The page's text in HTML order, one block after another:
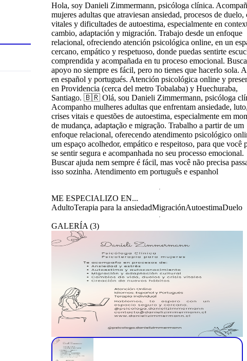
Hola, soy Danieli Zimmermann, psicóloga clínica.
mujeres adultas que atraviesan ansiedad, procesos de duelo,
vitales y dificultades de autoestima, especialmente en
cambio, adaptación y migración. Trabajo desde un enfoque
relacional, ofreciendo atención psicológica online, en un
cercano, empático y respetuoso, donde puedas sentirte
comprendida y acompañada en tu proceso emocional.
apoyo no siempre es fácil, pero no tienes que hacerlo sola.
en español y portugués. Atención psicológica online y
en Providencia (cerca del metro Tobalaba) y Huechuraba,
Santiago. 🇧🇷 Olá, sou Danieli Zimmermann, psicóloga
Acompanho mulheres adultas que enfrentam ansiedade,
crises vitais e questões de autoestima, especialmente em
de mudança, adaptação e migração. Trabalho a partir de um
enfoque relacional, oferecendo atendimento psicológico
um espaço acolhedor, empático e respeitoso, para que você
se sentir segura e acompanhada no seu processo emocional.
Buscar ajuda nem sempre é fácil, mas você não precisa
isso sozinha. Atendimento em português e espanhol
ME ESPECIALIZO EN...
AdultoTerapia para la ansiedadMigraciónAutoestimaDuelo
GALERÍA (3)